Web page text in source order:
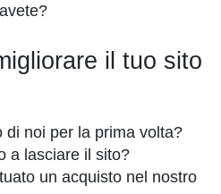
il tuo sito
di noi per la prima volta?
a lasciare il sito?
un acquisto nel nostro